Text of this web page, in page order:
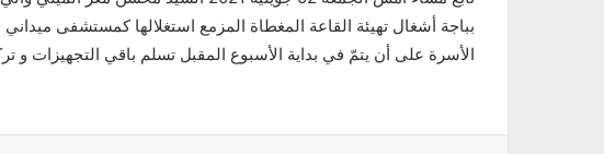
بباجة أشغال تهيئة القاعة المغطاة المزمع استغلالها كمستشفى
الأسرة على أن يتمّ في بداية الأسبوع المقبل تسلم باقي التجهيزات و